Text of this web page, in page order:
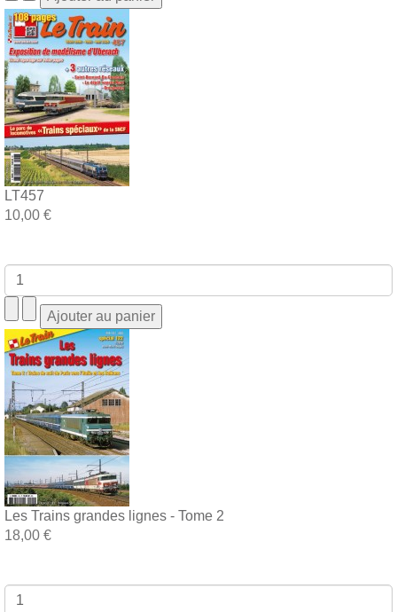
LT457
10,00 €
Les Trains grandes lignes - Tome 2
18,00 €